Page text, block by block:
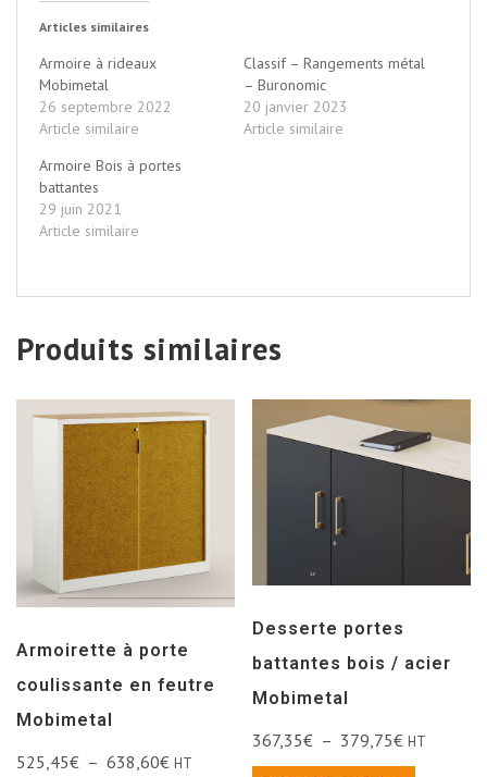
Articles similaires
Armoire à rideaux
Mobimetal
26 septembre 2022
Article similaire
Classif – Rangements métal
– Buronomic
20 janvier 2023
Article similaire
Armoire Bois à portes
battantes
29 juin 2021
Article similaire
Produits similaires
Armoirette à porte
coulissante en feutre
Mobimetal
525,45€ – 638,60€ HT
Desserte portes
battantes bois / acier
Mobimetal
367,35€ – 379,75€ HT